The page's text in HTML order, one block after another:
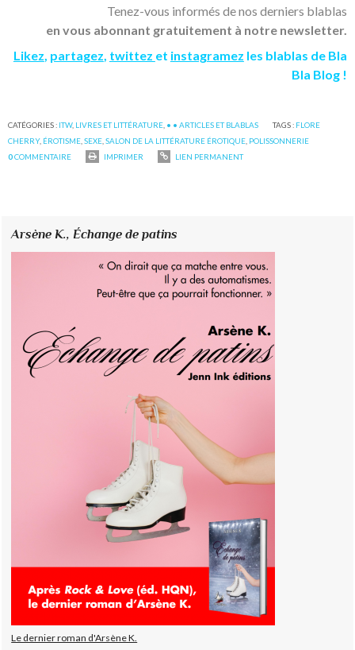
Tenez-vous informés de nos derniers blablas
en vous abonnant gratuitement à notre newsletter.
Likez, partagez, twittez et instagramez les blablas de Bla
Bla Blog !
CATÉGORIES : ITW, LIVRES ET LITTÉRATURE • • ARTICLES ET BLABLAS TAGS : FLORE
CHERRY, ÉROTISME ,SEXE ,SALON DE LA LITTÉRATURE ÉROTIQUE POLISSONNERIE
0COMMENTAIRE IMPRIMER LIEN PERMANENT
Arsène K.,Échange de patins
Le dernier roman d'Arsène K.